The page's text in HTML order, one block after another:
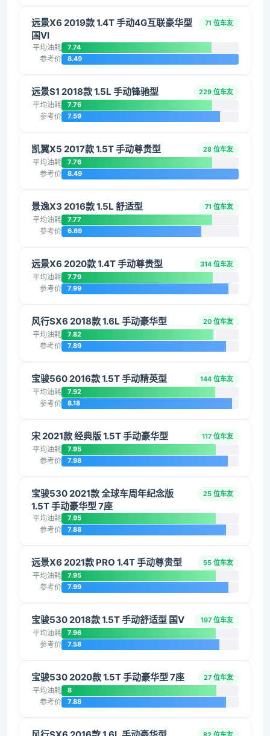
远景X6 2019款 1.4T 手动4G互联豪华型
国VI
71 位车友
平均油耗 7.74
参考价 8.49
远景S1 2018款 1.5L 手动锋驰型 229 位车友
平均油耗 7.76
参考价 7.59
凯翼X5 2017款 1.5T 手动尊贵型 28 位车友
平均油耗 7.76
参考价 8.49
景逸X3 2016款 1.5L 舒适型 71 位车友
平均油耗 7.77
参考价 6.69
远景X6 2020款 1.4T 手动尊贵型 314 位车友
平均油耗 7.79
参考价 7.99
风行SX6 2018款 1.6L 手动豪华型 20 位车友
平均油耗 7.82
参考价 7.89
宝骏560 2016款 1.5T 手动精英型 144 位车友
平均油耗 7.92
参考价 8.18
宋 2021款 经典版 1.5T 手动豪华型 117 位车友
平均油耗 7.95
参考价 7.98
宝骏530 2021款 全球车周年纪念版
1.5T 手动豪华型 7座
25 位车友
平均油耗 7.95
参考价 7.88
远景X6 2021款 PRO 1.4T 手动尊贵型 55 位车友
平均油耗 7.95
参考价 7.99
宝骏530 2018款 1.5T 手动舒适型 国V 197 位车友
平均油耗 7.96
参考价 7.58
宝骏530 2020款 1.5T 手动豪华型 7座 27 位车友
平均油耗 8
参考价 7.88